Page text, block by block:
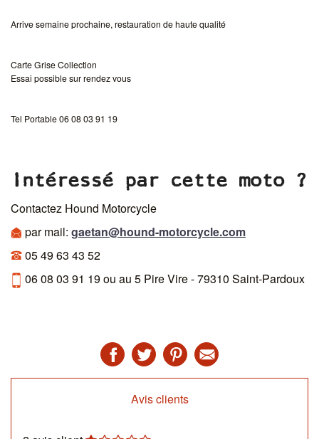
Arrive semaine prochaine, restauration de haute qualité
Carte Grise Collection
Essai possible sur rendez vous
Tel Portable 06 08 03 91 19
Intéressé par cette moto ?
Contactez Hound Motorcycle
par mail: gaetan@hound-motorcycle.com
05 49 63 43 52
06 08 03 91 19 ou au 5 Pire Vire - 79310 Saint-Pardoux
Avis clients